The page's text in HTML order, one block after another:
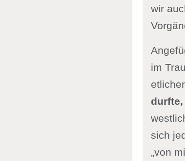
wir
im
sich
„von